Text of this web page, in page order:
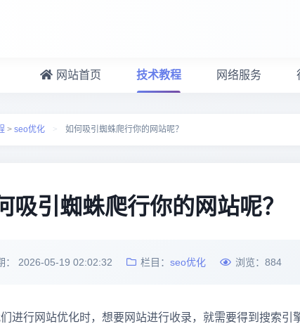
网站首页 技术教程 网络服务
> seo优化 > 如何吸引蜘蛛爬行你的网站呢？
吸引蜘蛛爬行你的网站呢？
： 2026-05-19 02:02:32 栏目： seo优化 浏览： 884
行网站优化时，想要网站进行收录，就需要得到搜索引